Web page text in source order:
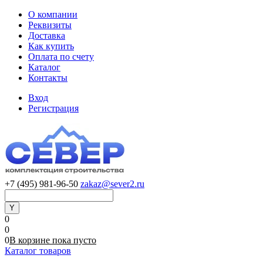
О компании
Реквизиты
Доставка
Как купить
Оплата по счету
Каталог
Контакты
Вход
Регистрация
+7 (495) 981-96-50 zakaz@sever2.ru
0
0
0В корзине пока пусто
Каталог товаров